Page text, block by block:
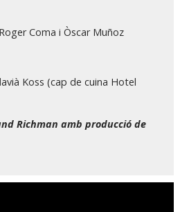
Coma i Òscar Muñoz
Koss (cap de cuina Hotel
Richman amb producció de